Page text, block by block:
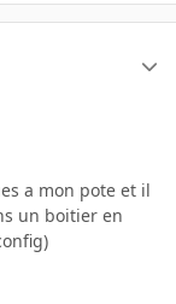
a mon pote et il
un boitier en